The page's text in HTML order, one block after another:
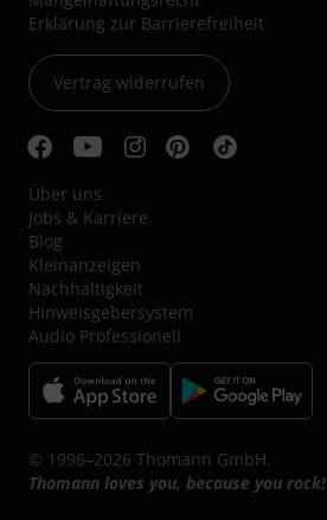
Erklärung zur Barrierefreiheit
Vertrag widerrufen
Über uns
Jobs & Karriere
Blog
Kleinanzeigen
Nachhaltigkeit
Hinweisgebersystem
Audio Professionell
© 1996–2026 Thomann GmbH.
Thomann loves you, because you rock!